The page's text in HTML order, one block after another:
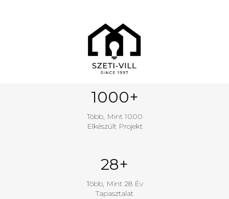
Jó Szám
1000+
Több, Mint 1000
Elkészült Projekt
Jó Szám
28+
Több, Mint 28 Év
Tapasztalat